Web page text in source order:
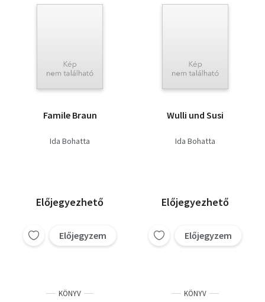
Famile Braun
Ida Bohatta
Előjegyezhető
Előjegyzem
Wulli und Susi
Ida Bohatta
Előjegyezhető
Előjegyzem
KÖNYV KÖNYV